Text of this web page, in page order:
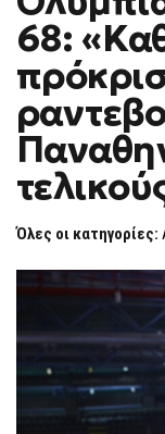
68:
Όλες οι κατηγορίες: